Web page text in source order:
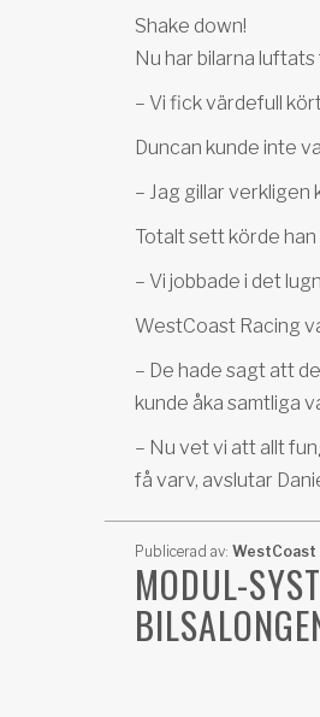
Shake down!
Nu har bilarna
– Vi fick värdefull
Duncan kunde inte
– Jag gillar verkligen
Totalt sett körde
– Vi jobbade i det
WestCoast Racing
– De hade sagt att
kunde åka samtliga
– Nu vet vi att allt
få varv, avslutar
Publicerad av: WestCoast
MODUL-